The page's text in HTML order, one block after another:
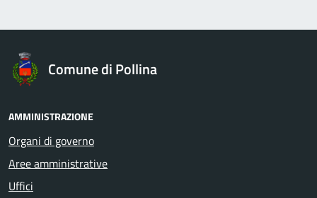
Comune di Pollina
AMMINISTRAZIONE
Organi di governo
Aree amministrative
Uffici